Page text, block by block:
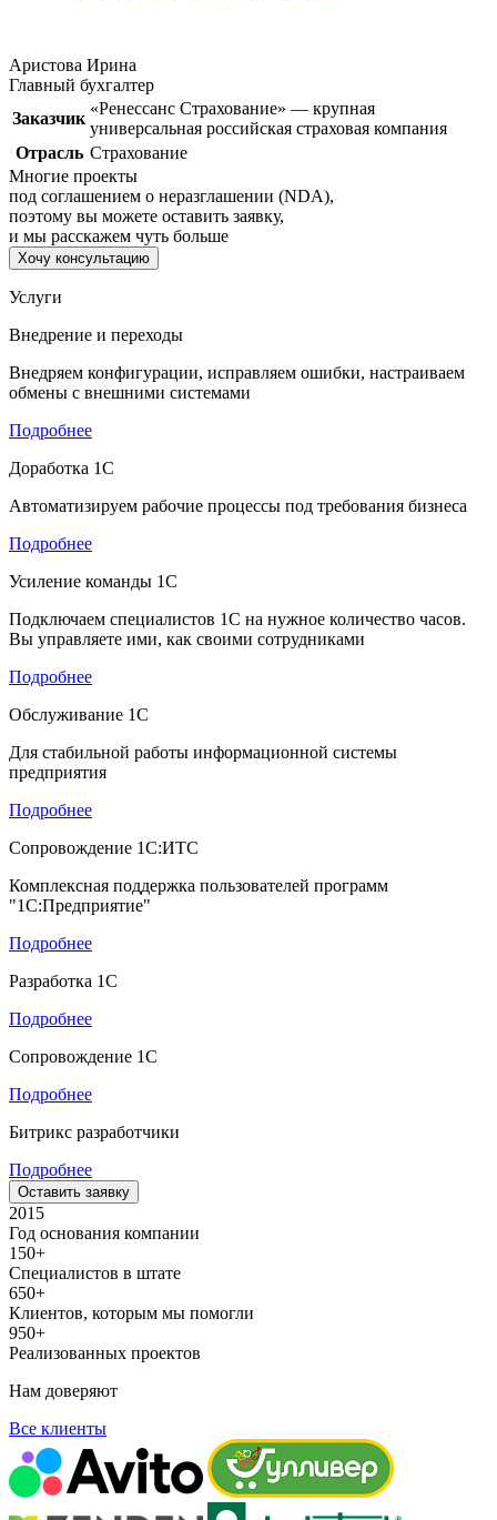
Аристова Ирина
Главный бухгалтер
Заказчик
«Ренессанс Страхование» — крупная
универсальная российская страховая компания
Отрасль Страхование
Многие проекты
под соглашением о неразглашении (NDA),
поэтому вы можете оставить заявку,
и мы расскажем чуть больше
Хочу консультацию
Услуги
Внедрение и переходы
Внедряем конфигурации, исправляем ошибки, настраиваем
обмены с внешними системами
Подробнее
Доработка 1С
Автоматизируем рабочие процессы под требования бизнеса
Подробнее
Усиление команды 1С
Подключаем специалистов 1С на нужное количество часов.
Вы управляете ими, как своими сотрудниками
Подробнее
Обслуживание 1С
Для стабильной работы информационной системы
предприятия
Подробнее
Сопровождение 1С:ИТС
Комплексная поддержка пользователей программ
"1С:Предприятие"
Подробнее
Разработка 1С
Подробнее
Сопровождение 1С
Подробнее
Битрикс разработчики
Подробнее
Оставить заявку
2015
Год основания компании
150+
Специалистов в штате
650+
Клиентов, которым мы помогли
950+
Реализованных проектов
Нам доверяют
Все клиенты